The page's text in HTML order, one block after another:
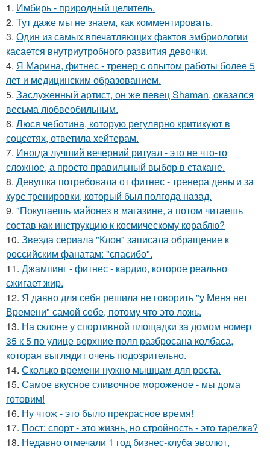
1. Имбирь - природный целитель.
2. Тут даже мы не знаем, как комментировать.
3. Один из самых впечатляющих фактов эмбриологии
касается внутриутробного развития девочки.
4. Я Марина, фитнес - тренер с опытом работы более 5
лет и медицинским образованием.
5. Заслуженный артист, он же певец Shaman, оказался
весьма любвеобильным.
6. Люся чеботина, которую регулярно критикуют в
соцсетях, ответила хейтерам.
7. Иногда лучший вечерний ритуал - это не что-то
сложное, а просто правильный выбор в стакане.
8. Девушка потребовала от фитнес - тренера деньги за
курс тренировки, который был полгода назад.
9. "Покупаешь майонез в магазине, а потом читаешь
состав как инструкцию к космическому кораблю?
10. Звезда сериала "Клон" записала обращение к
российским фанатам: "спасибо".
11. Джампинг - фитнес - кардио, которое реально
сжигает жир.
12. Я давно для себя решила не говорить "у Меня нет
Времени" самой себе, потому что это ложь.
13. На склоне у спортивной площадки за домом номер
35 к 5 по улице верхние поля разбросана колбаса,
которая выглядит очень подозрительно.
14. Сколько времени нужно мышцам для роста.
15. Самое вкусное сливочное мороженое - мы дома
готовим!
16. Ну чтож - это было прекрасное время!
17. Пост: спорт - это жизнь, но стройность - это тарелка?
18. Недавно отмечали 1 год бизнес-клуба эволют,